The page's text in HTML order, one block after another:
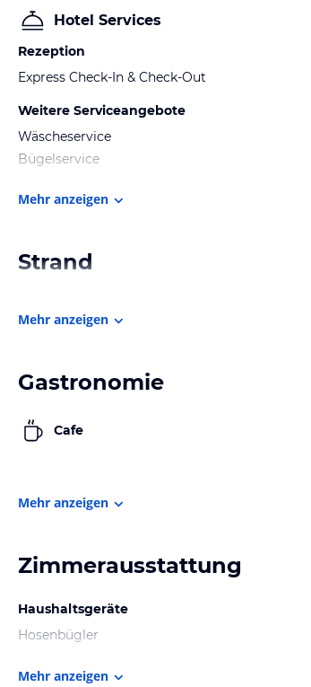
Hotel Services
Rezeption
Express Check-In & Check-Out
Weitere Serviceangebote
Wäscheservice
Bügelservice
Mehr anzeigen
Strand
Mehr anzeigen
Gastronomie
Cafe
Mehr anzeigen
Zimmerausstattung
Haushaltsgeräte
Hosenbügler
Mehr anzeigen